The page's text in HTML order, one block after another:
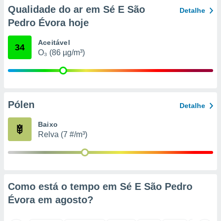
qual se
tal,
seu
ou opor-
na
o
num
Qualidade do ar em Sé E São
Pedro Évora hoje
Detalhe
34 Aceitável
O₃ (86 µg/m³)
Pólen Detalhe
Baixo
Relva (7 #/m³)
Como está o tempo em Sé E São Pedro
Évora em agosto?